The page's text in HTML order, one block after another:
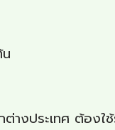
งประเทศ ต้องใช้